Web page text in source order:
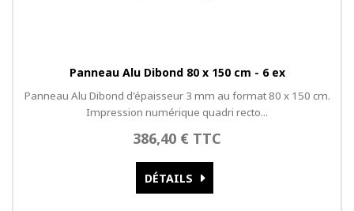
Panneau Alu Dibond 80 x 150 cm - 6 ex
Panneau Alu Dibond d'épaisseur 3 mm au format 80 x 150 cm.
Impression numérique quadri recto...
386,40 € TTC
DÉTAILS